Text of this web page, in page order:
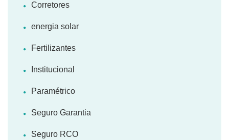
Corretores
energia solar
Fertilizantes
Institucional
Paramétrico
Seguro Garantia
Seguro RCO